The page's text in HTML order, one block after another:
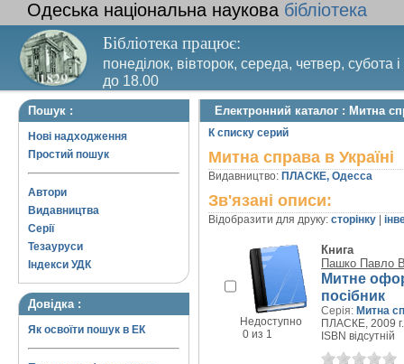
Одеська національна наукова бібліотека
Бібліотека працює:
понеділок, вівторок, середа, четвер, субота
до 18.00
Вихідний день – п’ятниця. Останній четвер
Пошук :
Нові надходження
Простий пошук
Автори
Видавництва
Серії
Тезауруси
Індекси УДК
Довідка :
Як освоїти пошук в ЕК
Електронний каталог : Митна
К списку серий
Митна справа в Україні
Видавництво: ПЛАСКЕ, Одесса
Зв'язані описи:
Відобразити для друку: сторінку
Недоступно
0 из 1
Книга
Пашко Павло
Митне
посібник
Серія: Митна
ПЛАСКЕ, 2009 г.
ISBN відсутній